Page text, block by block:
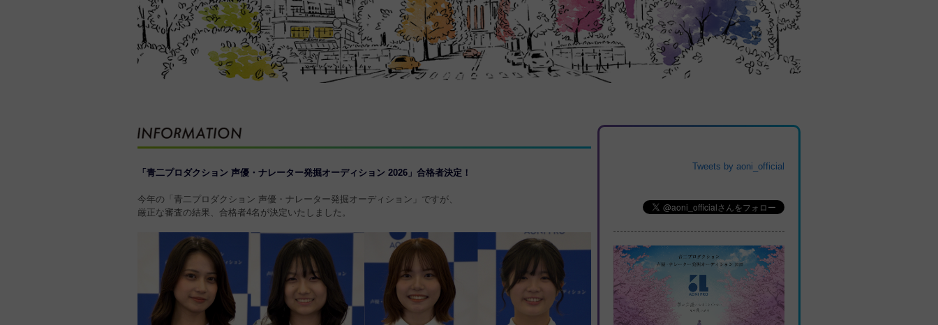
「青二プロダクション 声優・ナレーター発掘オーディション 2026」合格者決定！
今年の「青二プロダクション 声優・ナレーター発掘オーディション」ですが、
厳正な審査の結果、合格者4名が決定いたしました。
Tweets by aoni_official